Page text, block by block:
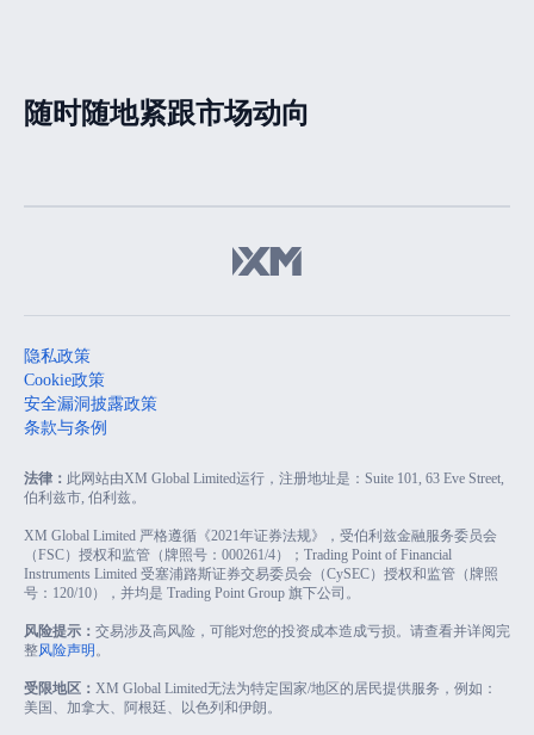
随时随地紧跟市场动向
隐私政策
Cookie政策
安全漏洞披露政策
条款与条例
法律： 此网站由XM Global Limited运行，注册地址是：Suite 101, 63 Eve Street,
伯利兹市, 伯利兹。
XM Global Limited 严格遵循《2021年证券法规》，受伯利兹金融服务委员会
（FSC）授权和监管（牌照号：000261/4）；Trading Point of Financial
Instruments Limited 受塞浦路斯证券交易委员会（CySEC）授权和监管（牌照
号：120/10），并均是 Trading Point Group 旗下公司。
风险提示： 交易涉及高风险，可能对您的投资成本造成亏损。请查看并详阅完
整风险声明 。
受限地区： XM Global Limited无法为特定国家/地区的居民提供服务，例如：
美国、加拿大、阿根廷、以色列和伊朗。